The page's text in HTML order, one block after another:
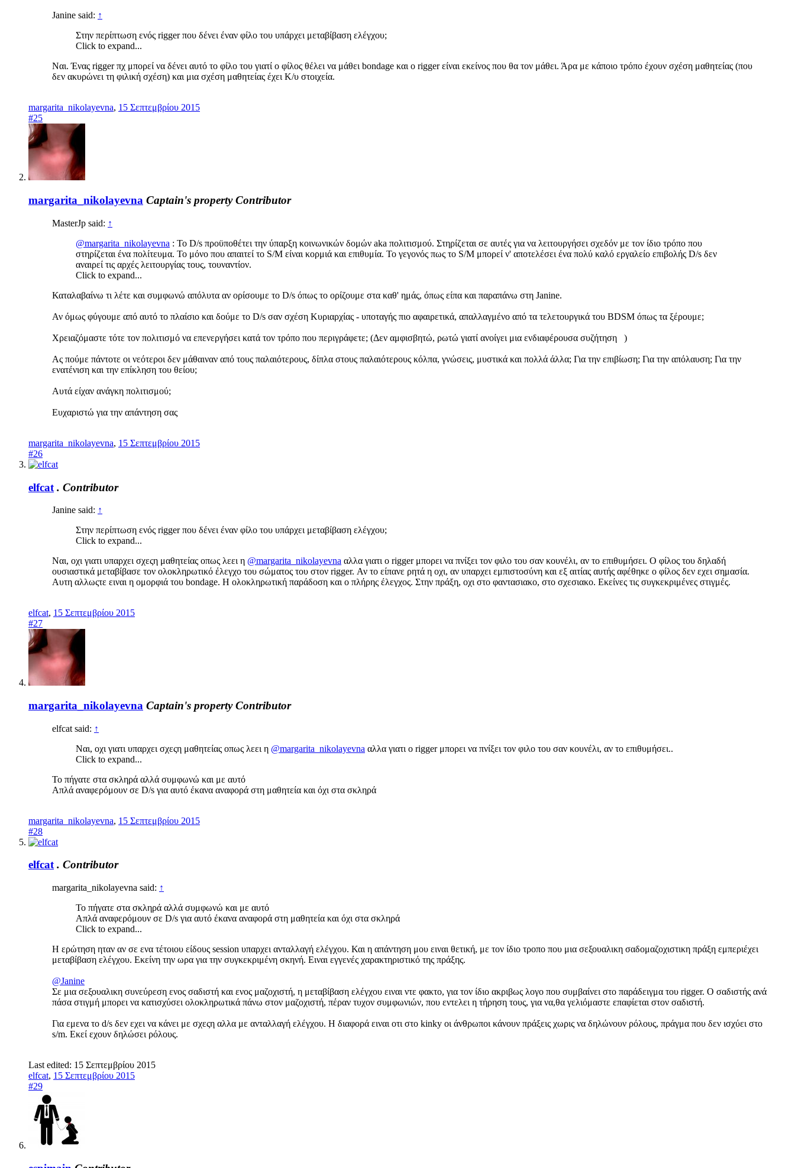
Janine said: ↑
Στην περίπτωση ενός rigger που δένει έναν φίλο του υπάρχει μεταβίβαση ελέγχου;
Click to expand...
Ναι. Ένας rigger πχ μπορεί να δένει αυτό το φίλο του γιατί ο φίλος θέλει να μάθει bondage και ο rigger είναι εκείνος που θα τον μάθει. Άρα με κάποιο τρόπο έχουν σχέση μαθητείας (που
δεν ακυρώνει τη φιλική σχέση) και μια σχέση μαθητείας έχει Κ/υ στοιχεία.
margarita_nikolayevna, 15 Σεπτεμβρίου 2015
#25
margarita_nikolayevna Captain's property Contributor
MasterJp said: ↑
@margarita_nikolayevna : Το D/s προϋποθέτει την ύπαρξη κοινωνικών δομών aka πολιτισμού. Στηρίζεται σε αυτές για να λειτουργήσει σχεδόν με τον ίδιο τρόπο που
στηρίζεται ένα πολίτευμα. Το μόνο που απαιτεί το S/M είναι κορμιά και επιθυμία. Το γεγονός πως το S/M μπορεί ν' αποτελέσει ένα πολύ καλό εργαλείο επιβολής D/s δεν
αναιρεί τις αρχές λειτουργίας τους, τουναντίον.
Click to expand...
Καταλαβαίνω τι λέτε και συμφωνώ απόλυτα αν ορίσουμε το D/s όπως το ορίζουμε στα καθ' ημάς, όπως είπα και παραπάνω στη Janine.
Αν όμως φύγουμε από αυτό το πλαίσιο και δούμε το D/s σαν σχέση Κυριαρχίας - υποταγής πιο αφαιρετικά, απαλλαγμένο από τα τελετουργικά του BDSM όπως τα ξέρουμε;
Χρειαζόμαστε τότε τον πολιτισμό να επενεργήσει κατά τον τρόπο που περιγράφετε; (Δεν αμφισβητώ, ρωτώ γιατί ανοίγει μια ενδιαφέρουσα συζήτηση )
Ας πούμε πάντοτε οι νεότεροι δεν μάθαιναν από τους παλαιότερους, δίπλα στους παλαιότερους κόλπα, γνώσεις, μυστικά και πολλά άλλα; Για την επιβίωση; Για την απόλαυση; Για την
ενατένιση και την επίκληση του θείου;
Αυτά είχαν ανάγκη πολιτισμού;
Ευχαριστώ για την απάντηση σας
margarita_nikolayevna, 15 Σεπτεμβρίου 2015
#26
elfcat . Contributor
Janine said: ↑
Στην περίπτωση ενός rigger που δένει έναν φίλο του υπάρχει μεταβίβαση ελέγχου;
Click to expand...
Ναι, οχι γιατι υπαρχει σχεςη μαθητείας οπως λεει η @margarita_nikolayevna αλλα γιατι ο rigger μπορει να πνίξει τον φιλο του σαν κουνέλι, αν το επιθυμήσει. Ο φίλος του δηλαδή
ουσιαστικά μεταβίβασε τον ολοκληρωτικό έλεγχο του σώματος του στον rigger. Αν το είπανε ρητά η οχι, αν υπαρχει εμπιστοσύνη και εξ αιτίας αυτής αφέθηκε ο φίλος δεν εχει σημασία.
Αυτη αλλωςτε ειναι η ομορφιά του bondage. Η ολοκληρωτική παράδοση και ο πλήρης έλεγχος. Στην πράξη, οχι στο φαντασιακο, στο σχεσιακο. Εκείνες τις συγκεκριμένες στιγμές.
elfcat, 15 Σεπτεμβρίου 2015
#27
margarita_nikolayevna Captain's property Contributor
elfcat said: ↑
Ναι, οχι γιατι υπαρχει σχεςη μαθητείας οπως λεει η @margarita_nikolayevna αλλα γιατι ο rigger μπορει να πνίξει τον φιλο του σαν κουνέλι, αν το επιθυμήσει..
Click to expand...
Το πήγατε στα σκληρά αλλά συμφωνώ και με αυτό
Απλά αναφερόμουν σε D/s για αυτό έκανα αναφορά στη μαθητεία και όχι στα σκληρά
margarita_nikolayevna, 15 Σεπτεμβρίου 2015
#28
elfcat . Contributor
margarita_nikolayevna said: ↑
Το πήγατε στα σκληρά αλλά συμφωνώ και με αυτό
Απλά αναφερόμουν σε D/s για αυτό έκανα αναφορά στη μαθητεία και όχι στα σκληρά
Click to expand...
Η ερώτηση ηταν αν σε ενα τέτοιου είδους session υπαρχει ανταλλαγή ελέγχου. Και η απάντηση μου ειναι θετική, με τον ίδιο τροπο που μια σεξουαλικη σαδομαζοχιστικη πράξη εμπεριέχει
μεταβίβαση ελέγχου. Εκείνη την ωρα για την συγκεκριμένη σκηνή. Ειναι εγγενές χαρακτηριστικό της πράξης.
@Janine
Σε μια σεξουαλικη συνεύρεση ενος σαδιστή και ενος μαζοχιστή, η μεταβίβαση ελέγχου ειναι ντε φακτο, για τον ίδιο ακριβως λογο που συμβαίνει στο παράδειγμα του rigger. O σαδιστής ανά
πάσα στιγμή μπορει να κατισχύσει ολοκληρωτικά πάνω στον μαζοχιστή, πέραν τυχον συμφωνιών, που εντελει η τήρηση τους, για να,θα γελιόμαστε επαφίεται στον σαδιστή.
Για εμενα το d/s δεν εχει να κάνει με σχεςη αλλα με ανταλλαγή ελέγχου. Η διαφορά ειναι οτι στο kinky οι άνθρωποι κάνουν πράξεις χωρις να δηλώνουν ρόλους, πράγμα που δεν ισχύει στο
s/m. Εκεί εχουν δηλώσει ρόλους.
Last edited: 15 Σεπτεμβρίου 2015
elfcat, 15 Σεπτεμβρίου 2015
#29